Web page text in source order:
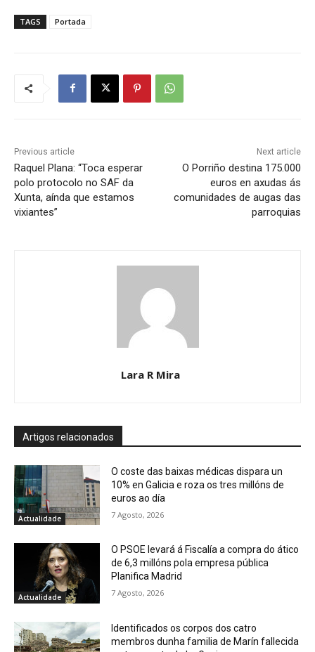
TAGS Portada
Previous article
Raquel Plana: “Toca esperar
polo protocolo no SAF da
Xunta, aínda que estamos
vixiantes”
Next article
O Porriño destina 175.000
euros en axudas ás
comunidades de augas das
parroquias
Lara R Mira
Artigos relacionados
Actualidade
O coste das baixas médicas dispara un
10% en Galicia e roza os tres millóns de
euros ao día
7 Agosto, 2026
Actualidade
O PSOE levará á Fiscalía a compra do ático
de 6,3 millóns pola empresa pública
Planifica Madrid
7 Agosto, 2026
Identificados os corpos dos catro
membros dunha familia de Marín fallecida